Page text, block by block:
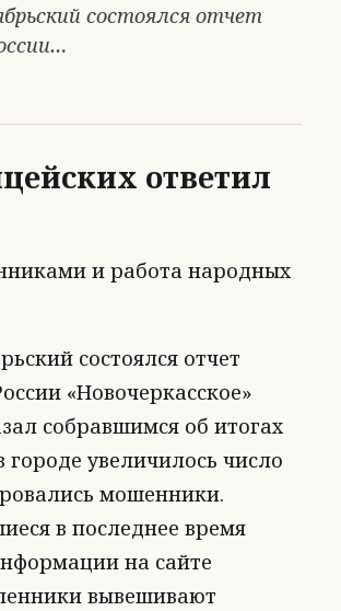
состоялся отчет
ответил
и работа народных
состоялся отчет
«Новочеркасское»
собравшимся об итогах
увеличилось число
мошенники.
в последнее время
на сайте
вывешивают